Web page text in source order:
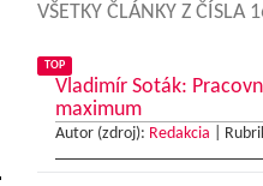
VŠETKY ČLÁNKY Z ČÍSLA
TOP
Vladimír Soták:
maximum
Autor (zdroj): Redakcia